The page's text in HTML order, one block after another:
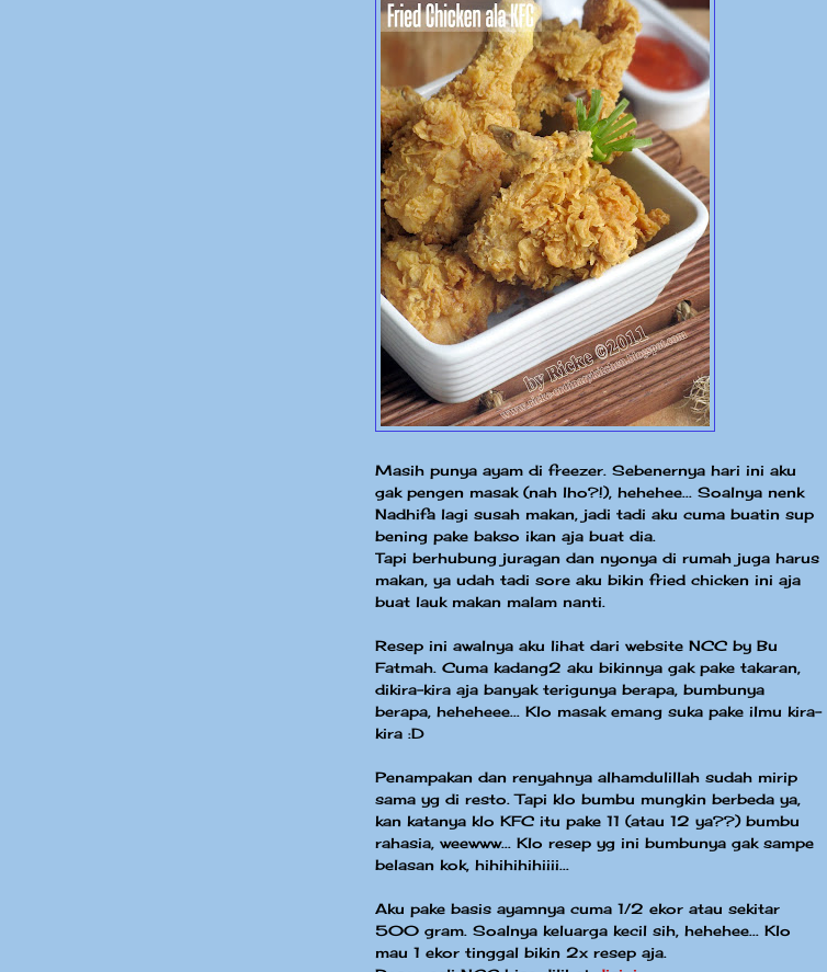
Masih punya ayam di freezer. Sebenernya hari ini aku
gak pengen masak (nah lho?!), hehehee... Soalnya nenk
Nadhifa lagi susah makan, jadi tadi aku cuma buatin sup
bening pake bakso ikan aja buat dia.
Tapi berhubung juragan dan nyonya di rumah juga harus
makan, ya udah tadi sore aku bikin fried chicken ini aja
buat lauk makan malam nanti.
Resep ini awalnya aku lihat dari website NCC by Bu
Fatmah. Cuma kadang2 aku bikinnya gak pake takaran,
dikira-kira aja banyak terigunya berapa, bumbunya
berapa, heheheee... Klo masak emang suka pake ilmu kira-
kira :D
Penampakan dan renyahnya alhamdulillah sudah mirip
sama yg di resto. Tapi klo bumbu mungkin berbeda ya,
kan katanya klo KFC itu pake 11 (atau 12 ya??) bumbu
rahasia, weewww... Klo resep yg ini bumbunya gak sampe
belasan kok, hihihihihiiii...
Aku pake basis ayamnya cuma 1/2 ekor atau sekitar
500 gram. Soalnya keluarga kecil sih, hehehee... Klo
mau 1 ekor tinggal bikin 2x resep aja.